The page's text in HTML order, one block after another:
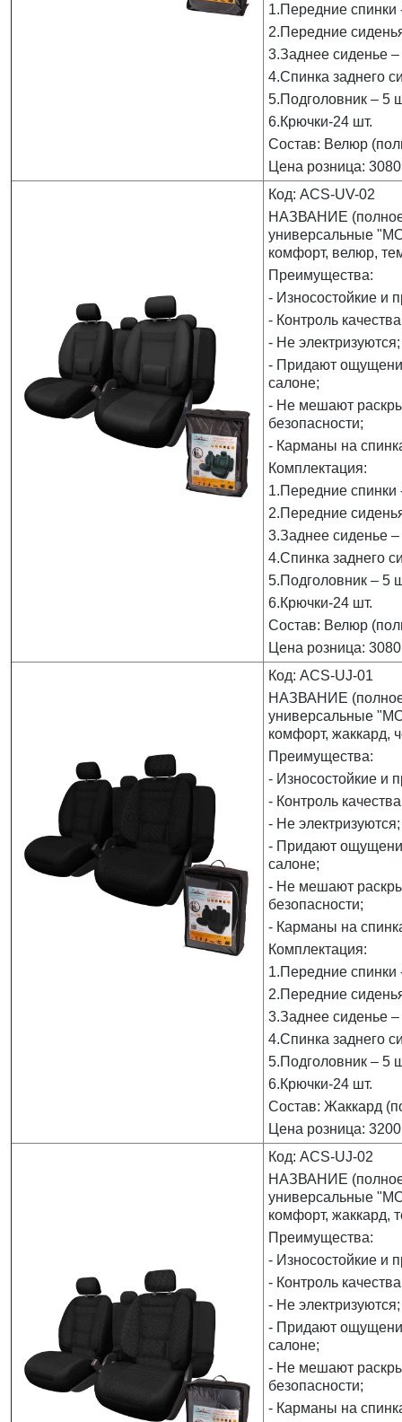
1.Передние спинки
2.Передние
3.Заднее сиденье –
4.Спинка заднего
5.Подголовник – 5
6.Крючки-24 шт.
Состав: Велюр
Цена розница:
Код: ACS-UV-02
НАЗВАНИЕ
универсальные
комфорт, велюр,
Преимущества:
- Износостойкие и
- Контроль
- Не электризуются;
- Придают
салоне;
- Не мешают
безопасности;
- Карманы на
Комплектация:
1.Передние спинки
2.Передние
3.Заднее сиденье –
4.Спинка заднего
5.Подголовник – 5
6.Крючки-24 шт.
Состав: Велюр
Цена розница:
Код: ACS-UJ-01
НАЗВАНИЕ
универсальные
комфорт, жаккард,
Преимущества:
- Износостойкие и
- Контроль
- Не электризуются;
- Придают
салоне;
- Не мешают
безопасности;
- Карманы на
Комплектация:
1.Передние спинки
2.Передние
3.Заднее сиденье –
4.Спинка заднего
5.Подголовник – 5
6.Крючки-24 шт.
Состав: Жаккард
Цена розница:
Код: ACS-UJ-02
НАЗВАНИЕ
универсальные
комфорт, жаккард,
Преимущества:
- Износостойкие и
- Контроль
- Не электризуются;
- Придают
салоне;
- Не мешают
безопасности;
- Карманы на